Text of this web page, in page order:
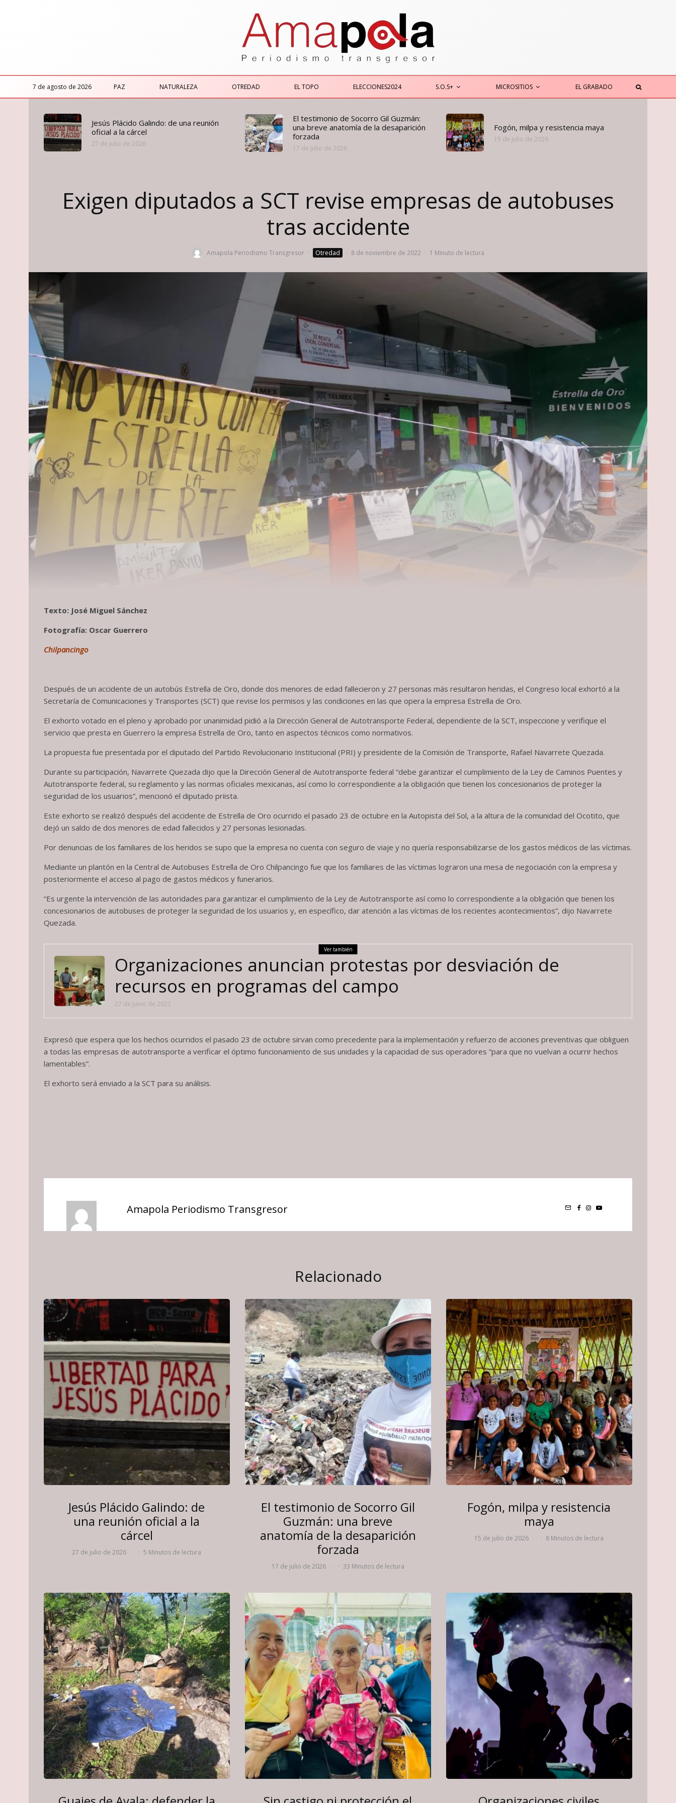
7 de agosto de 2026 PAZ NATURALEZA OTREDAD EL TOPO ELECCIONES2024 S.O.S+ MICROSITIOS EL GRABADO
Jesús Plácido Galindo: de una reunión
oficial a la cárcel
27 de julio de 2026
El testimonio de Socorro Gil Guzmán:
una breve anatomía de la desaparición
forzada
17 de julio de 2026
Fogón, milpa y resistencia maya
15 de julio de 2026
Exigen diputados a SCT revise empresas de autobuses
tras accidente
Amapola Periodismo Transgresor · Otredad · 8 de noviembre de 2022 · 1 Minuto de lectura
Texto: José Miguel Sánchez
Fotografía: Oscar Guerrero
Chilpancingo
Después de un accidente de un autobús Estrella de Oro, donde dos menores de edad fallecieron y 27 personas más resultaron heridas, el Congreso local exhortó a la
Secretaría de Comunicaciones y Transportes (SCT) que revise los permisos y las condiciones en las que opera la empresa Estrella de Oro.
El exhorto votado en el pleno y aprobado por unanimidad pidió a la Dirección General de Autotransporte Federal, dependiente de la SCT, inspeccione y verifique el
servicio que presta en Guerrero la empresa Estrella de Oro, tanto en aspectos técnicos como normativos.
La propuesta fue presentada por el diputado del Partido Revolucionario Institucional (PRI) y presidente de la Comisión de Transporte, Rafael Navarrete Quezada.
Durante su participación, Navarrete Quezada dijo que la Dirección General de Autotransporte federal “debe garantizar el cumplimiento de la Ley de Caminos Puentes y
Autotransporte federal, su reglamento y las normas oficiales mexicanas, así como lo correspondiente a la obligación que tienen los concesionarios de proteger la
seguridad de los usuarios”, mencionó el diputado priista.
Este exhorto se realizó después del accidente de Estrella de Oro ocurrido el pasado 23 de octubre en la Autopista del Sol, a la altura de la comunidad del Ocotito, que
dejó un saldo de dos menores de edad fallecidos y 27 personas lesionadas.
Por denuncias de los familiares de los heridos se supo que la empresa no cuenta con seguro de viaje y no quería responsabilizarse de los gastos médicos de las víctimas.
Mediante un plantón en la Central de Autobuses Estrella de Oro Chilpancingo fue que los familiares de las víctimas lograron una mesa de negociación con la empresa y
posteriormente el acceso al pago de gastos médicos y funerarios.
“Es urgente la intervención de las autoridades para garantizar el cumplimiento de la Ley de Autotransporte así como lo correspondiente a la obligación que tienen los
concesionarios de autobuses de proteger la seguridad de los usuarios y, en específico, dar atención a las víctimas de los recientes acontecimientos”, dijo Navarrete
Quezada.
Ver también
Organizaciones anuncian protestas por desviación de
recursos en programas del campo
27 de junio de 2022
Expresó que espera que los hechos ocurridos el pasado 23 de octubre sirvan como precedente para la implementación y refuerzo de acciones preventivas que obliguen
a todas las empresas de autotransporte a verificar el óptimo funcionamiento de sus unidades y la capacidad de sus operadores “para que no vuelvan a ocurrir hechos
lamentables”.
El exhorto será enviado a la SCT para su análisis.
Amapola Periodismo Transgresor
Relacionado
Jesús Plácido Galindo: de
una reunión oficial a la
cárcel
27 de julio de 2026 · · 5 Minutos de lectura
El testimonio de Socorro Gil
Guzmán: una breve
anatomía de la desaparición
forzada
17 de julio de 2026 · · 33 Minutos de lectura
Fogón, milpa y resistencia
maya
15 de julio de 2026 · · 8 Minutos de lectura